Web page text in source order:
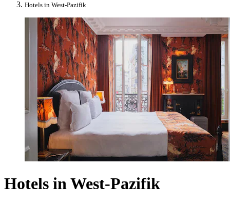
Hotels in West-Pazifik
Hotels in West-Pazifik